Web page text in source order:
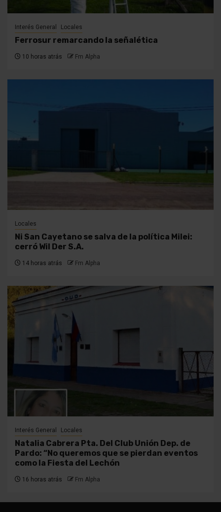
Interés General Locales
Ferrosur remarcando la señalética
10 horas atrás Fm Alpha
Locales
Ni San Cayetano se salva de la política Milei:
cerró Wil Der S.A.
14 horas atrás Fm Alpha
Interés General Locales
Natalia Cabrera Pta. Del Club Unión Dep. de
Pardo: “No queremos que se pierdan eventos
como la Fiesta del Lechón
16 horas atrás Fm Alpha